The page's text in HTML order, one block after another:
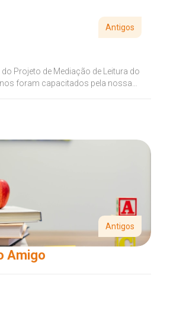
Antigos
Projeto de Mediação de Leitura do
foram capacitados pela nossa
Antigos
Amigo